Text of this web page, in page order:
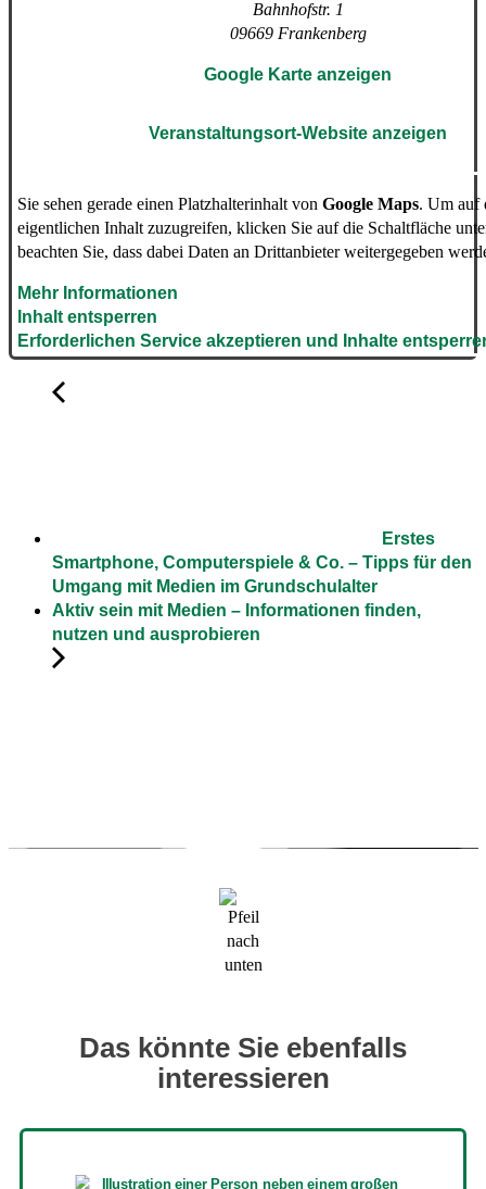
Bahnhofstr. 1
09669 Frankenberg
Google Karte anzeigen
Veranstaltungsort-Website anzeigen
Sie sehen gerade einen Platzhalterinhalt von Google Maps. Um auf
eigentlichen Inhalt zuzugreifen, klicken Sie auf die Schaltfläche
beachten Sie, dass dabei Daten an Drittanbieter weitergegeben
Mehr Informationen
Inhalt entsperren
Erforderlichen Service akzeptieren und Inhalte
Erstes
Smartphone, Computerspiele & Co. – Tipps für den
Umgang mit Medien im Grundschulalter
Aktiv sein mit Medien – Informationen finden,
nutzen und ausprobieren
Das könnte Sie ebenfalls
interessieren